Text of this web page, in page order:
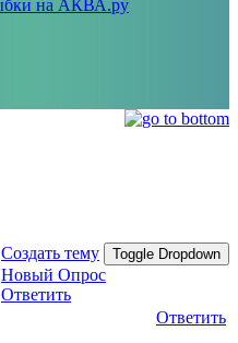
Создать тему Toggle Dropdown
Новый Опрос
Ответить
Ответить